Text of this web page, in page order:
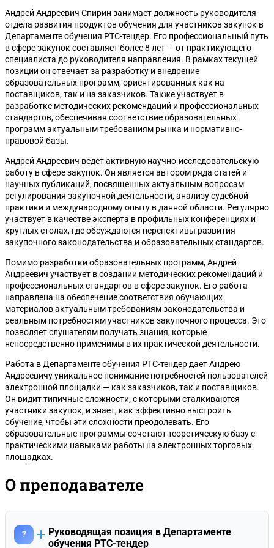
Андрей Андреевич Спирин занимает должность руководителя
отдела развития продуктов обучения для участников закупок в
Департаменте обучения РТС-тендер. Его профессиональный путь
в сфере закупок составляет более 8 лет — от практикующего
специалиста до руководителя направления. В рамках текущей
позиции он отвечает за разработку и внедрение
образовательных программ, ориентированных как на
поставщиков, так и на заказчиков. Также участвует в
разработке методических рекомендаций и профессиональных
стандартов, обеспечивая соответствие образовательных
программ актуальным требованиям рынка и нормативно-
правовой базы.
Андрей Андреевич ведет активную научно-исследовательскую
работу в сфере закупок. Он является автором ряда статей и
научных публикаций, посвященных актуальным вопросам
регулирования закупочной деятельности, анализу судебной
практики и международному опыту в данной области. Регулярно
участвует в качестве эксперта в профильных конференциях и
круглых столах, где обсуждаются перспективы развития
закупочного законодательства и образовательных стандартов.
Помимо разработки образовательных программ, Андрей
Андреевич участвует в создании методических рекомендаций и
профессиональных стандартов в сфере закупок. Его работа
направлена на обеспечение соответствия обучающих
материалов актуальным требованиям законодательства и
реальным потребностям участников закупочного процесса. Это
позволяет слушателям получать знания, которые
непосредственно применимы в их практической деятельности.
Работа в Департаменте обучения РТС-тендер дает Андрею
Андреевичу уникальное понимание потребностей пользователей
электронной площадки — как заказчиков, так и поставщиков.
Он видит типичные сложности, с которыми сталкиваются
участники закупок, и знает, как эффективно выстроить
обучение, чтобы эти сложности преодолевать. Его
образовательные программы сочетают теоретическую базу с
практическими навыками работы на электронных торговых
площадках.
О преподавателе
?
Руководящая позиция в Департаменте
обучения РТС-тендер